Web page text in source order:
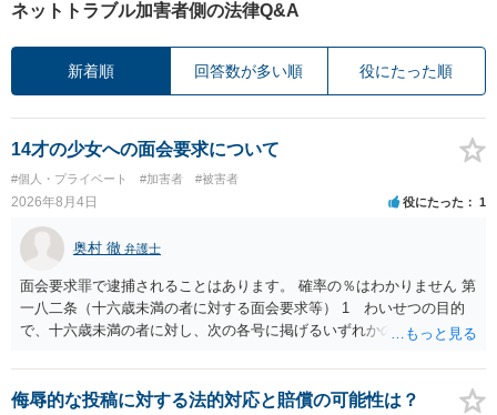
ネットトラブル加害者側の法律Q&A
新着順 回答数が多い順 役にたった順
14才の少女への面会要求について
#個人・プライベート #加害者 #被害者
2026年8月4日 役にたった 1
奥村 徹 弁護士
面会要求罪で逮捕されることはあります。 確率の％はわかりません 第
一八二条（十六歳未満の者に対する面会要求等） 1 わいせつの目的
で、十六歳未満の者に対し、次の各号に掲げるいずれかの行為をした
が生まれた日より五年以上前の日に生まれた者に限る。）は、一年以
下の拘禁刑又は五十万円以下の罰金に処する。 一 威迫し、偽計を用
侮辱的な投稿に対する法的対応と賠償の可能性は？